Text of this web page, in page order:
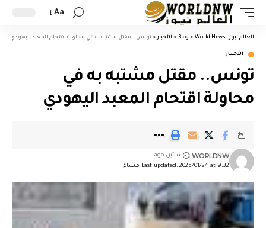
Aa
العالم نيوز - World News >
Blog
> الأخبار > تونس.. مقتل مشتبه به في محاولة اقتحام المعبد اليهودي
الأخبار
تونس.. مقتل مشتبه به في
محاولة اقتحام المعبد اليهودي
Last updated: 2025/01/24 at 9:32 مساءً
WORLDNW سنتين ago